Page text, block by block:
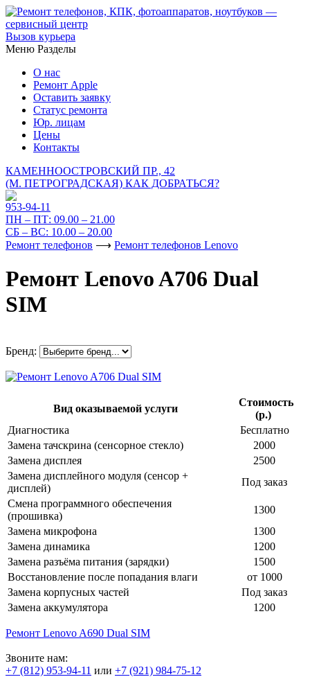
Вызов курьера
Меню Разделы
О нас
Ремонт Apple
Оставить заявку
Статус ремонта
Юр. лицам
Цены
Контакты
КАМЕННООСТРОВСКИЙ ПР., 42
(М. ПЕТРОГРАДСКАЯ) КАК ДОБРАТЬСЯ?
953-94-11
ПН – ПТ: 09.00 – 21.00
СБ – ВС: 10.00 – 20.00
Ремонт телефонов ⟶ Ремонт телефонов Lenovo
Ремонт Lenovo A706 Dual
SIM
Бренд:
Вид оказываемой услуги
Стоимость
(р.)
Диагностика
Бесплатно
Замена тачскрина (сенсорное стекло)
2000
Замена дисплея
2500
Замена дисплейного модуля (сенсор +
дисплей)
Под заказ
Смена программного обеспечения
(прошивка)
1300
Замена микрофона
1300
Замена динамика
1200
Замена разъёма питания (зарядки)
1500
Восстановление после попадания влаги
от 1000
Замена корпусных частей
Под заказ
Замена аккумулятора
1200
Ремонт Lenovo A690 Dual SIM
Звоните нам:
+7 (812) 953-94-11 или +7 (921) 984-75-12